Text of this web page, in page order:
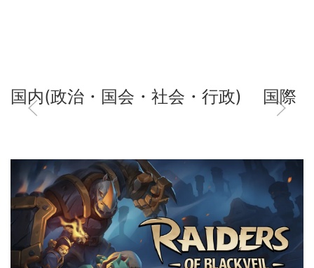
国内(政治・国会・社会・行政) 国際